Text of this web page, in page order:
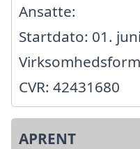
Ansatte:
Startdato: 01.
CVR: 42431680
APRENT